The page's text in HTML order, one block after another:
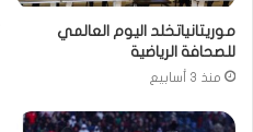
موريتانياتخلد اليوم العالمي
للصحافة الرياضية
منذ 3 أسابيع